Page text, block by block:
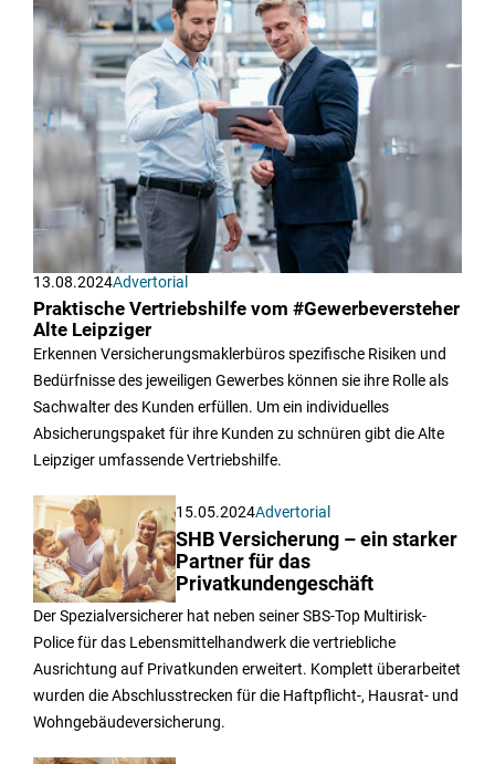
13.08.2024Advertorial
Praktische Vertriebshilfe vom #Gewerbeversteher
Alte Leipziger
Erkennen Versicherungsmaklerbüros spezifische Risiken und
Bedürfnisse des jeweiligen Gewerbes können sie ihre Rolle als
Sachwalter des Kunden erfüllen. Um ein individuelles
Absicherungspaket für ihre Kunden zu schnüren gibt die Alte
Leipziger umfassende Vertriebshilfe.
15.05.2024Advertorial
SHB Versicherung – ein starker
Partner für das
Privatkundengeschäft
Der Spezialversicherer hat neben seiner SBS-Top Multirisk-
Police für das Lebensmittelhandwerk die vertriebliche
Ausrichtung auf Privatkunden erweitert. Komplett überarbeitet
wurden die Abschlusstrecken für die Haftpflicht-, Hausrat- und
Wohngebäudeversicherung.